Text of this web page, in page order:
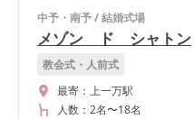
中予・南予/結婚式場
メゾン ド シャトン
教会式・人前式
最寄： 上一万駅
人数： 2名〜18名